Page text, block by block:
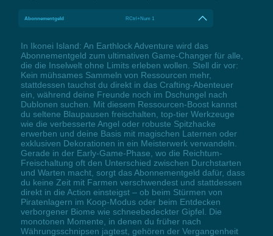
Abonnementgeld RCtrl+Num 1
In Ikonei Island: An Earthlock Adventure wird das
Abonnementgeld zum ultimativen Game-Changer für alle,
die die Inselwelt ohne Limits erleben wollen. Stell dir vor:
Kein mühsames Sammeln von Ressourcen mehr,
stattdessen tauchst du direkt in das Crafting-Abenteuer
ein, während deine Freunde noch im Dschungel nach
Dublonen suchen. Mit diesem Ressourcen-Boost kannst
du seltene Blaupausen freischalten, top-tier Werkzeuge
wie die verbesserte Angel oder robuste Spitzhacke
erwerben und deine Basis mit magischen Laternen oder
exklusiven Dekorationen in ein Meisterwerk verwandeln.
Gerade in der Early-Game-Phase, wo die Reichtum-
Freischaltung oft den Unterschied zwischen Durchstarten
und Warten macht, sorgt das Abonnementgeld dafür, dass
du keine Zeit mit Farmen verschwendest und stattdessen
direkt in die Action einsteigst – ob beim Stürmen von
Piratenlagern im Koop-Modus oder beim Entdecken
verborgener Biome wie schneebedeckter Gipfel. Die
monotonen Momente, in denen du früher nach
Währungsschnipsen jagtest, gehören der Vergangenheit